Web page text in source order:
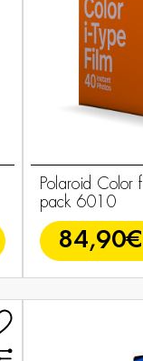
Polaroid Color
pack 6010
84,90€